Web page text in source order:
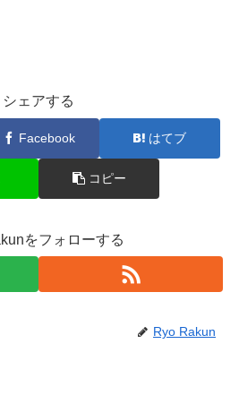
シェアする
Facebook はてブ
コピー
をフォローする
Ryo Rakun